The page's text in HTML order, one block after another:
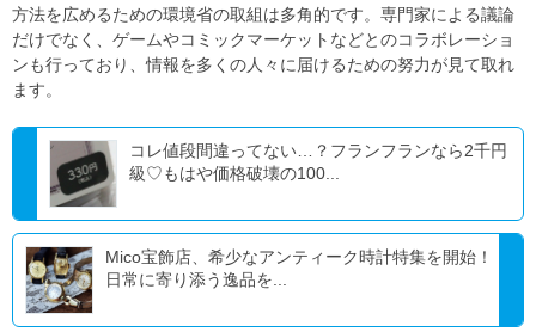
方法を広めるための環境省の取組は多角的です。専門家による議論
だけでなく、ゲームやコミックマーケットなどとのコラボレーショ
ンも行っており、情報を多くの人々に届けるための努力が見て取れ
ます。
コレ値段間違ってない…？フランフランなら2千円
級♡もはや価格破壊の100...
Mico宝飾店、希少なアンティーク時計特集を開始！
日常に寄り添う逸品を...